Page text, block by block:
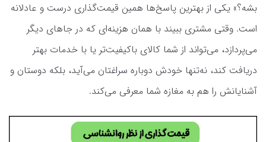
بشه؟» یکی از بهترین پاسخ‌ها همین قیمت‌گذاری درست و عادلانه
است. وقتی مشتری ببیند با همان هزینه‌ای که در جاهای دیگر
می‌پردازد، می‌تواند از شما کالای باکیفیت‌تر یا با خدمات بهتر
دریافت کند، نه‌تنها خودش دوباره سراغتان می‌آید، بلکه دوستان و
آشنایانش را هم به مغازه شما معرفی می‌کند.